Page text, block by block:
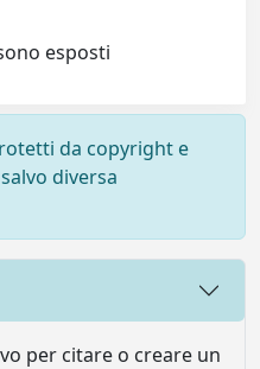
esposti
da copyright e
diversa
per citare o creare un